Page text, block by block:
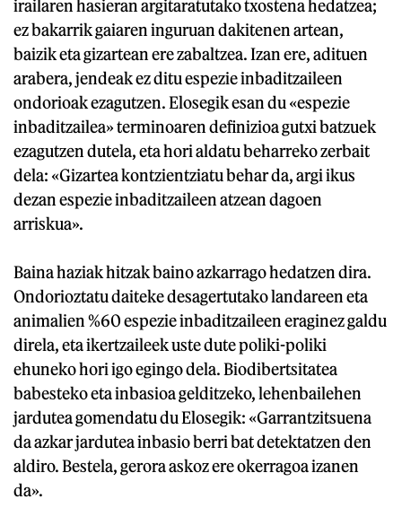
irailaren hasieran argitaratutako txostena hedatzea;
ez bakarrik gaiaren inguruan dakitenen artean,
baizik eta gizartean ere zabaltzea. Izan ere, adituen
arabera, jendeak ez ditu espezie inbaditzaileen
ondorioak ezagutzen. Elosegik esan du «espezie
inbaditzailea» terminoaren definizioa gutxi batzuek
ezagutzen dutela, eta hori aldatu beharreko zerbait
dela: «Gizartea kontzientziatu behar da, argi ikus
dezan espezie inbaditzaileen atzean dagoen
arriskua».
Baina haziak hitzak baino azkarrago hedatzen dira.
Ondorioztatu daiteke desagertutako landareen eta
animalien %60 espezie inbaditzaileen eraginez galdu
direla, eta ikertzaileek uste dute poliki-poliki
ehuneko hori igo egingo dela. Biodibertsitatea
babesteko eta inbasioa gelditzeko, lehenbailehen
jardutea gomendatu du Elosegik: «Garrantzitsuena
da azkar jardutea inbasio berri bat detektatzen den
aldiro. Bestela, gerora askoz ere okerragoa izanen
da».